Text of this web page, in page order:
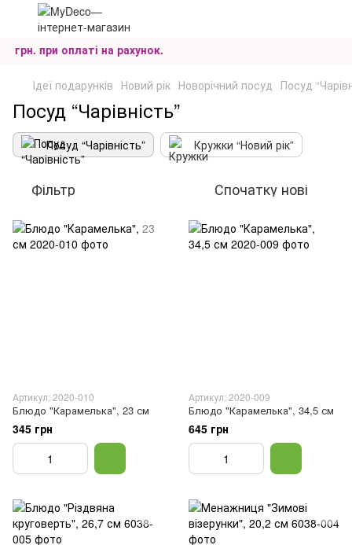
при оплаті на рахунок.
Ідеї подарунків Новий рік Новорічний посуд Посуд
Посуд “Чарівність”
Посуд “Чарівність” Кружки “Новий рік”
Фільтр Спочатку нові
Артикул: 2020-010
Блюдо "Карамелька", 23 см
345 грн
Артикул: 2020-009
Блюдо "Карамелька", 34,5 см
645 грн